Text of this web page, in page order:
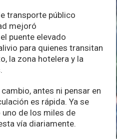
transporte público
mejoró
puente elevado
para quienes transitan
la zona hotelera y la
antes ni pensar en
es rápida. Ya se
uno de los miles de
vía diariamente.